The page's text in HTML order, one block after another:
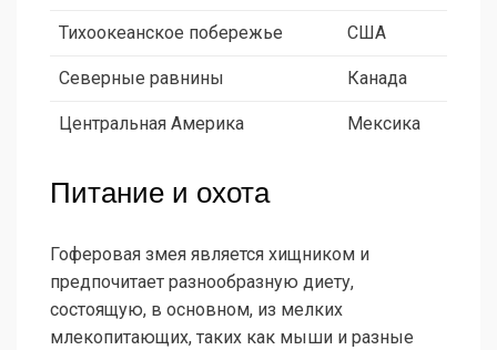
Тихоокеанское побережье США
Северные равнины Канада
Центральная Америка Мексика
Питание и охота
Гоферовая змея является хищником и
предпочитает разнообразную диету,
состоящую, в основном, из мелких
млекопитающих, таких как мыши и разные